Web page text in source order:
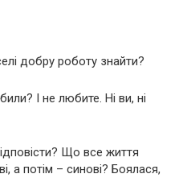
добру роботу знайти?
І не любите. Ні ви, ні
Що все життя
а потім – синові? Боялася,